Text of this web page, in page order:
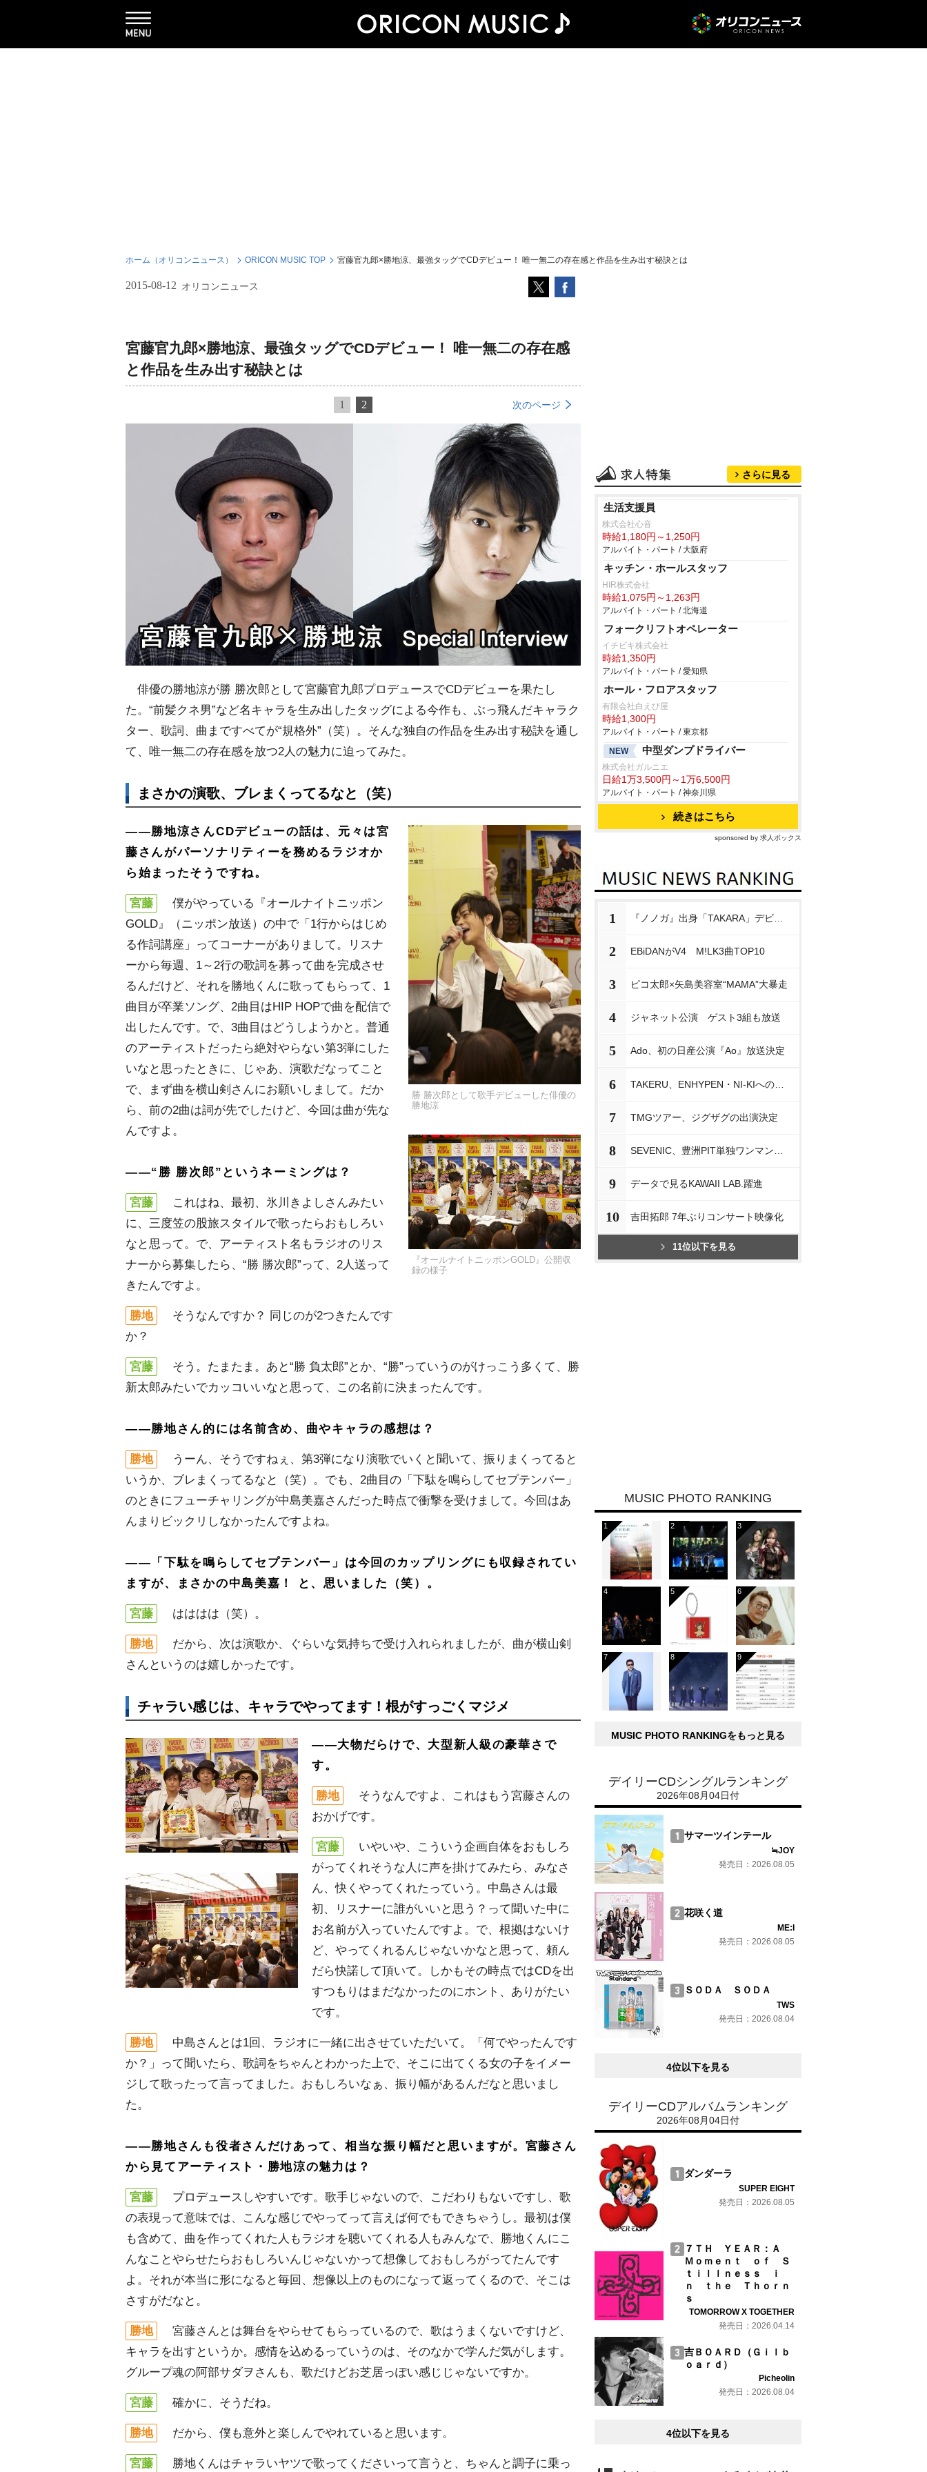
ホーム（オリコンニュース） ORICON MUSIC TOP 宮藤官九郎×勝地涼、最強タッグでCDデビュー！ 唯一無二の存在感と作品を生み出す秘訣とは
2015-08-12 オリコンニュース
宮藤官九郎×勝地涼、最強タッグでCDデビュー！ 唯一無二の存在感
と作品を生み出す秘訣とは
1 2 次のページ
俳優の勝地涼が勝 勝次郎として宮藤官九郎プロデュースでCDデビューを果たし
た。“前髪クネ男”など名キャラを生み出したタッグによる今作も、ぶっ飛んだキャラク
ター、歌詞、曲まですべてが“規格外”（笑）。そんな独自の作品を生み出す秘訣を通し
て、唯一無二の存在感を放つ2人の魅力に迫ってみた。
まさかの演歌、ブレまくってるなと（笑）
勝 勝次郎として歌手デビューした俳優の
勝地涼
『オールナイトニッポンGOLD』公開収
録の様子
――勝地涼さんCDデビューの話は、元々は宮
藤さんがパーソナリティーを務めるラジオか
ら始まったそうですね。
宮藤
僕がやっている『オールナイトニッポン
GOLD』（ニッポン放送）の中で「1行からはじめ
る作詞講座」ってコーナーがありまして。リスナ
ーから毎週、1～2行の歌詞を募って曲を完成させ
るんだけど、それを勝地くんに歌ってもらって、1
曲目が卒業ソング、2曲目はHIP HOPで曲を配信で
出したんです。で、3曲目はどうしようかと。普通
のアーティストだったら絶対やらない第3弾にした
いなと思ったときに、じゃあ、演歌だなってこと
で、まず曲を横山剣さんにお願いしまして。だか
ら、前の2曲は詞が先でしたけど、今回は曲が先な
んですよ。
――“勝 勝次郎”というネーミングは？
宮藤
これはね、最初、氷川きよしさんみたい
に、三度笠の股旅スタイルで歌ったらおもしろい
なと思って。で、アーティスト名もラジオのリス
ナーから募集したら、“勝 勝次郎”って、2人送って
きたんですよ。
勝地
そうなんですか？ 同じのが2つきたんです
か？
宮藤
そう。たまたま。あと“勝 負太郎”とか、“勝”っていうのがけっこう多くて、勝
新太郎みたいでカッコいいなと思って、この名前に決まったんです。
――勝地さん的には名前含め、曲やキャラの感想は？
勝地
うーん、そうですねぇ、第3弾になり演歌でいくと聞いて、振りまくってると
いうか、ブレまくってるなと（笑）。でも、2曲目の「下駄を鳴らしてセプテンバー」
のときにフューチャリングが中島美嘉さんだった時点で衝撃を受けまして。今回はあ
んまりビックリしなかったんですよね。
――「下駄を鳴らしてセプテンバー」は今回のカップリングにも収録されてい
ますが、まさかの中島美嘉！ と、思いました（笑）。
宮藤 はははは（笑）。
勝地
だから、次は演歌か、ぐらいな気持ちで受け入れられましたが、曲が横山剣
さんというのは嬉しかったです。
チャラい感じは、キャラでやってます！根がすっごくマジメ
――大物だらけで、大型新人級の豪華さで
す。
勝地
そうなんですよ、これはもう宮藤さんの
おかげです。
宮藤
いやいや、こういう企画自体をおもしろ
がってくれそうな人に声を掛けてみたら、みなさ
ん、快くやってくれたっていう。中島さんは最
初、リスナーに誰がいいと思う？って聞いた中に
お名前が入っていたんですよ。で、根拠はないけ
ど、やってくれるんじゃないかなと思って、頼ん
だら快諾して頂いて。しかもその時点ではCDを出
すつもりはまだなかったのにホント、ありがたい
です。
勝地
中島さんとは1回、ラジオに一緒に出させていただいて。「何でやったんです
か？」って聞いたら、歌詞をちゃんとわかった上で、そこに出てくる女の子をイメー
ジして歌ったって言ってました。おもしろいなぁ、振り幅があるんだなと思いまし
た。
――勝地さんも役者さんだけあって、相当な振り幅だと思いますが。宮藤さん
から見てアーティスト・勝地涼の魅力は？
宮藤
プロデュースしやすいです。歌手じゃないので、こだわりもないですし、歌
の表現って意味では、こんな感じでやってって言えば何でもできちゃうし。最初は僕
も含めて、曲を作ってくれた人もラジオを聴いてくれる人もみんなで、勝地くんにこ
んなことやらせたらおもしろいんじゃないかって想像しておもしろがってたんです
よ。それが本当に形になると毎回、想像以上のものになって返ってくるので、そこは
さすがだなと。
勝地
宮藤さんとは舞台をやらせてもらっているので、歌はうまくないですけど、
キャラを出すというか。感情を込めるっていうのは、そのなかで学んだ気がします。
グループ魂の阿部サダヲさんも、歌だけどお芝居っぽい感じじゃないですか。
宮藤 確かに、そうだね。
勝地 だから、僕も意外と楽しんでやれていると思います。
宮藤 勝地くんはチャラいヤツで歌ってくださいって言うと、ちゃんと調子に乗っ
さらに見る
生活支援員
株式会社心音
時給1,180円～1,250円
アルバイト・パート / 大阪府
キッチン・ホールスタッフ
HIR株式会社
時給1,075円～1,263円
アルバイト・パート / 北海道
フォークリフトオペレーター
イチビキ株式会社
時給1,350円
アルバイト・パート / 愛知県
ホール・フロアスタッフ
有限会社白えび屋
時給1,300円
アルバイト・パート / 東京都
NEW
中型ダンプドライバー
株式会社ガルニエ
日給1万3,500円～1万6,500円
アルバイト・パート / 神奈川県
続きはこちら
sponsored by 求人ボックス
1
2 EBiDANがV4 M!LK3曲TOP10
3 ピコ太郎×矢島美容室“MAMA”大暴走
4 ジャネット公演 ゲスト3組も放送
5 Ado、初の日産公演『Ao』放送決定
6
7 TMGツアー、ジグザグの出演決定
8
9 データで見るKAWAII LAB.躍進
10 吉田拓郎 7年ぶりコンサート映像化
11位以下を見る
MUSIC PHOTO RANKING
MUSIC PHOTO RANKINGをもっと見る
デイリーCDシングルランキング
2026年08月04日付
サマーツインテール
≒JOY
発売日：2026.08.05
花咲く道
ME:I
発売日：2026.08.05
ＳＯＤＡ ＳＯＤＡ
TWS
発売日：2026.08.04
4位以下を見る
デイリーCDアルバムランキング
2026年08月04日付
ダンダーラ
SUPER EIGHT
発売日：2026.08.05
７ＴＨ ＹＥＡＲ：Ａ
Ｍｏｍｅｎｔ ｏｆ Ｓ
ｔｉｌｌｎｅｓｓ ｉ
ｎ ｔｈｅ Ｔｈｏｒｎ
ｓ
TOMORROW X TOGETHER
発売日：2026.04.14
吉ＢＯＡＲＤ（Ｇｉｌｂ
ｏａｒｄ）
Picheolin
発売日：2026.08.04
4位以下を見る